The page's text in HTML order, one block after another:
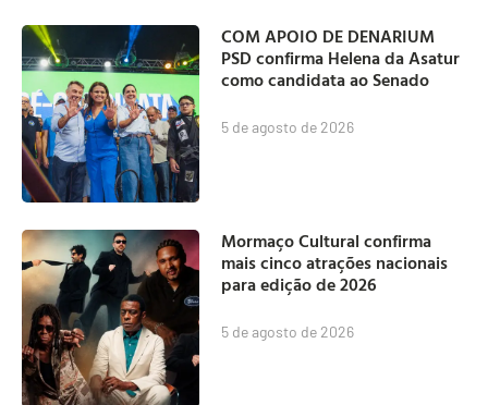
COM APOIO DE DENARIUM
PSD confirma Helena da Asatur
como candidata ao Senado
5 de agosto de 2026
Mormaço Cultural confirma
mais cinco atrações nacionais
para edição de 2026
5 de agosto de 2026